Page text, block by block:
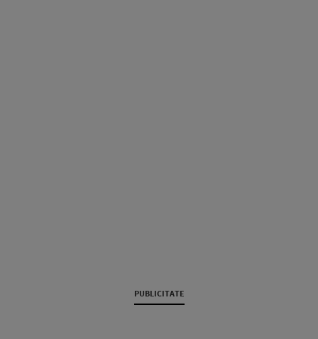
PUBLICITATE